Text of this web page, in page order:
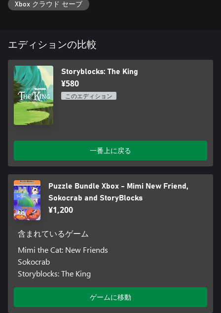
Xbox クラウド セーブ
エディションの比較
Storyblocks: The King
¥580
このエディション
一番上に戻る
Puzzle Bundle Xbox - Mimi New Friend,
Sokocrab and StoryBlocks
¥1,200
含まれているゲーム
Mimi the Cat: New Friends
Sokocrab
Storyblocks: The King
ゲームに移動